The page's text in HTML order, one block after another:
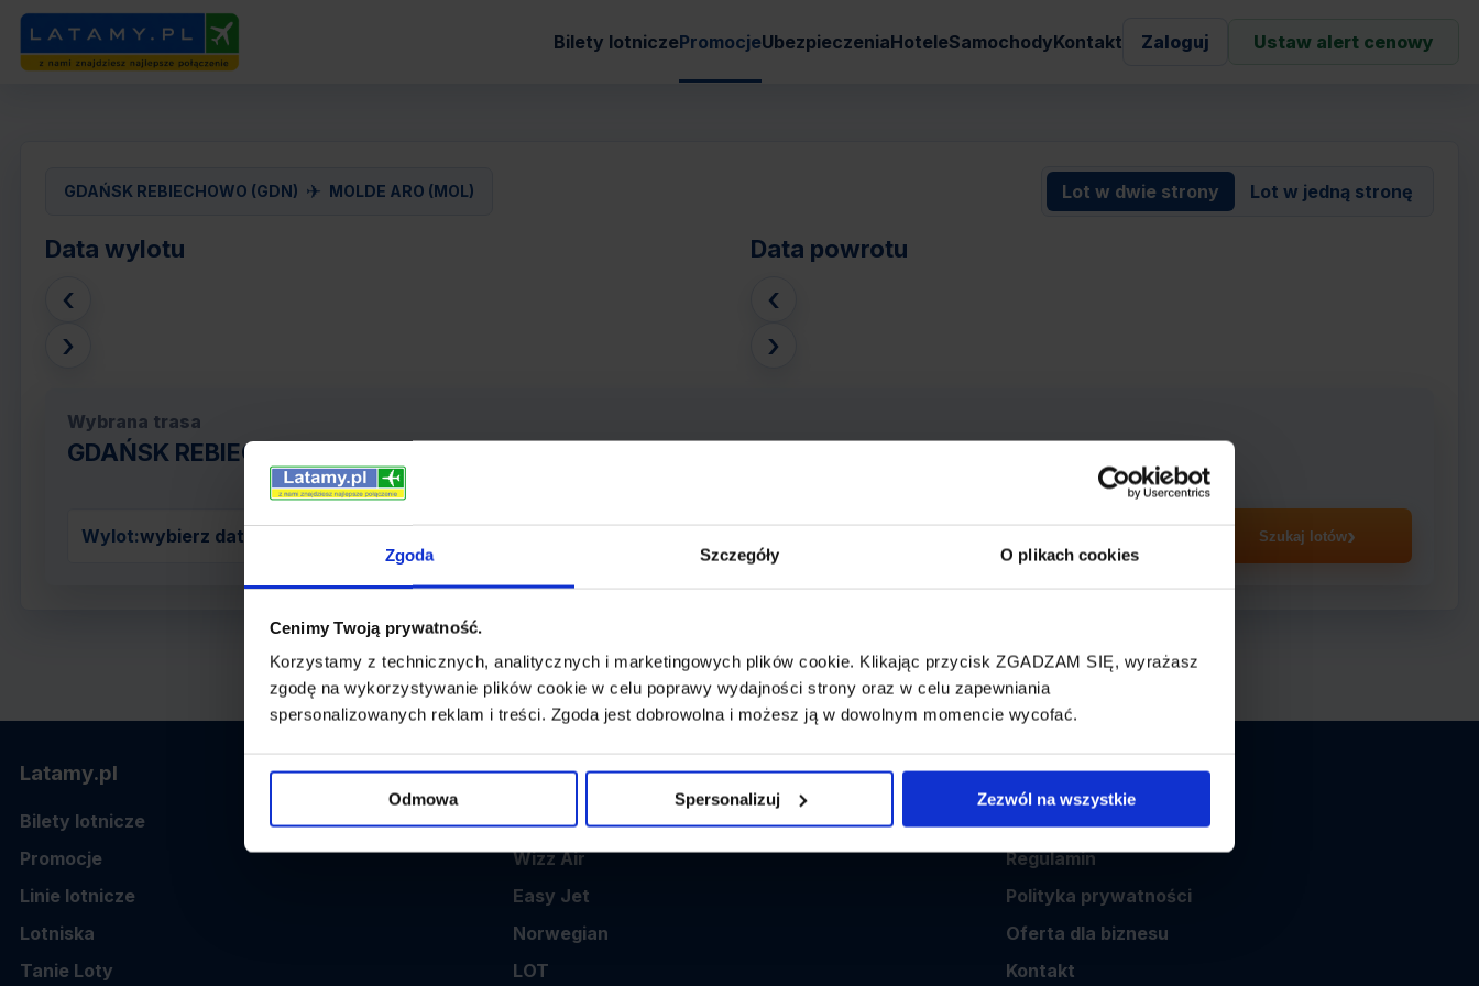
Zgoda Szczegóły O plikach cookies
Cenimy Twoją prywatność.
Korzystamy z technicznych, analitycznych i marketingowych plików cookie. Klikając przycisk ZGADZAM SIĘ, wyrażasz
zgodę na wykorzystywanie plików cookie w celu poprawy wydajności strony oraz w celu zapewniania
spersonalizowanych reklam i treści. Zgoda jest dobrowolna i możesz ją w dowolnym momencie wycofać.
Odmowa Spersonalizuj Zezwól na wszystkie
Bilety lotniczePromocjeUbezpieczeniaHoteleSamochodyKontakt Zaloguj Ustaw alert cenowy
GDAŃSK REBIECHOWO (GDN) ✈ MOLDE ARO (MOL) Lot w dwie strony Lot w jedną stronę
Data wylotu
‹
›
Data powrotu
‹
›
Wybrana trasa
GDAŃSK REBIECHOWO (GDN) - MOLDE ARO (MOL)
Wylot:wybierz datę z kalendarza Szukaj lotów
Latamy.pl
Bilety lotnicze
Promocje
Linie lotnicze
Lotniska
Tanie Loty
Popularne linie
Ryanair
Wizz Air
Easy Jet
Norwegian
LOT
Informacje
O nas
Regulamin
Polityka prywatności
Oferta dla biznesu
Kontakt